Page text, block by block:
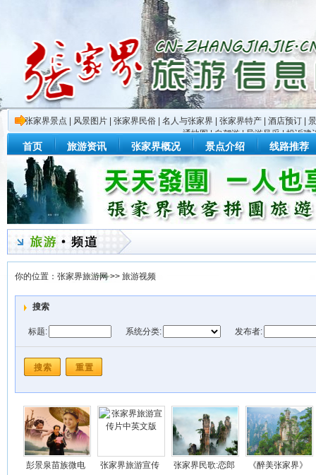
张家界景点 风景图片 张家界民俗 名人与张家界 张家界特产 酒店预订
通地图|自驾游|导游风采|投诉建
首页 旅游资讯 张家界概况 景点介绍 线路推荐
你的位置： 张家界旅游网>> 旅游视频
搜索
标题: 系统分类: 发布者:
彭景泉苗族微电
张家界旅游宣传
张家界民歌:恋郎
《醉美张家界》